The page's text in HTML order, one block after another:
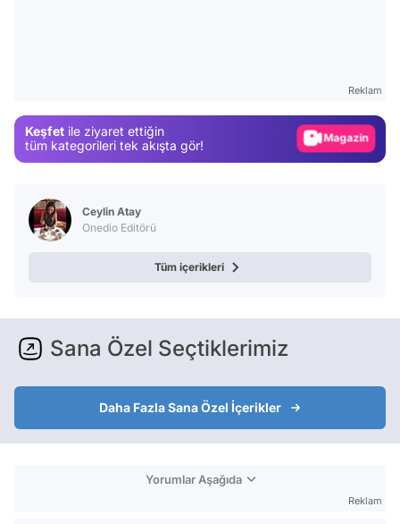
Reklam
Keşfet ile ziyaret ettiğin
tüm kategorileri tek akışta gör!
Video
Ceylin Atay
Onedio Editörü
Tüm içerikleri
Sana Özel Seçtiklerimiz
Daha Fazla Sana Özel İçerikler
Yorumlar Aşağıda
Reklam